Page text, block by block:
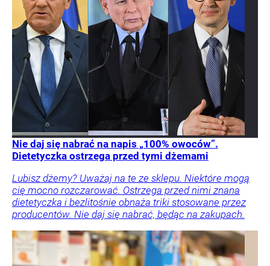
Nie daj się nabrać na napis „100% owoców”.
Dietetyczka ostrzega przed tymi dżemami
Lubisz dżemy? Uważaj na te ze sklepu. Niektóre mogą
cię mocno rozczarować. Ostrzega przed nimi znana
dietetyczka i bezlitośnie obnaża triki stosowane przez
producentów. Nie daj się nabrać, będąc na zakupach.